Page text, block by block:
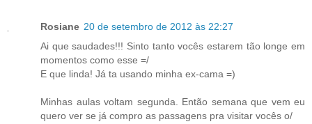
Rosiane 20 de setembro de 2012 às 22:27
Ai que saudades!!! Sinto tanto vocês estarem tão longe em
momentos como esse =/
E que linda! Já ta usando minha ex-cama =)
Minhas aulas voltam segunda. Então semana que vem eu
quero ver se já compro as passagens pra visitar vocês o/